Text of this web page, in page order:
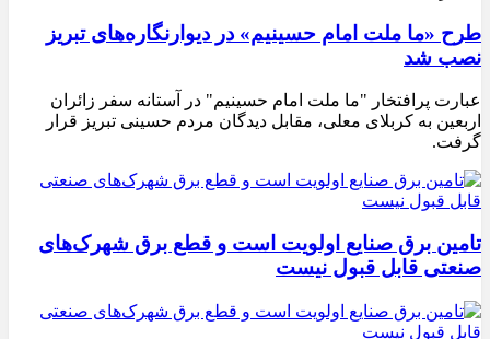
طرح «ما ملت امام حسینیم» در دیوارنگاره‌های تبریز
نصب شد
عبارت پرافتخار "ما ملت امام حسینیم" در آستانه سفر زائران
اربعین به کربلای معلی، مقابل دیدگان مردم حسینی تبریز قرار
گرفت.
تامین برق صنایع اولویت است و قطع برق شهرک‌های
صنعتی قابل قبول نیست